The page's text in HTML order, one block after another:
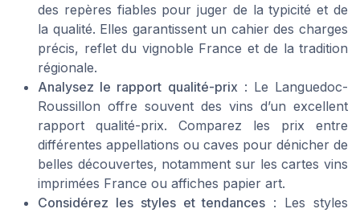
des repères fiables pour juger de la typicité et de
la qualité. Elles garantissent un cahier des charges
précis, reflet du vignoble France et de la tradition
régionale.
Analysez le rapport qualité-prix : Le Languedoc-
Roussillon offre souvent des vins d’un excellent
rapport qualité-prix. Comparez les prix entre
différentes appellations ou caves pour dénicher de
belles découvertes, notamment sur les cartes vins
imprimées France ou affiches papier art.
Considérez les styles et tendances : Les styles